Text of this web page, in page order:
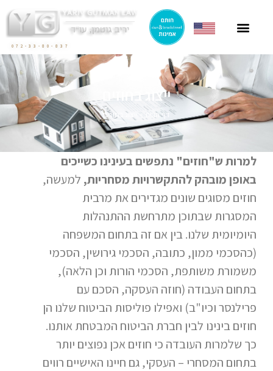
072-33-80-837
ייצוג בחוזים
דף הבית ייצוג בחוזים
למרות ש"חוזים" נתפשים בעינינו כשייכים
באופן מובהק להתקשרויות מסחריות, למעשה,
חוזים מסוגים שונים מגדירים את מרבית
המסגרות שבתוכן מתרחשת ההתנהלות
היומיומית שלנו. בין אם זה בתחום המשפחה
(כהסכמי ממון, כתובה, הסכמי גירושין, הסכמי
משמורת משותפת, הסכמי הורות וכן הלאה),
בתחום העבודה (חוזה העסקה, הסכם עם
פרילנסר וכיו"ב) ואפילו פוליסות הביטוח שלנו הן
חוזים בינינו לבין חברת הביטוח המבטחת אותנו.
כך שלמרות העובדה כי חוזים אכן נפוצים יותר
בתחום המסחרי – העסקי, גם חיינו האישיים רווים